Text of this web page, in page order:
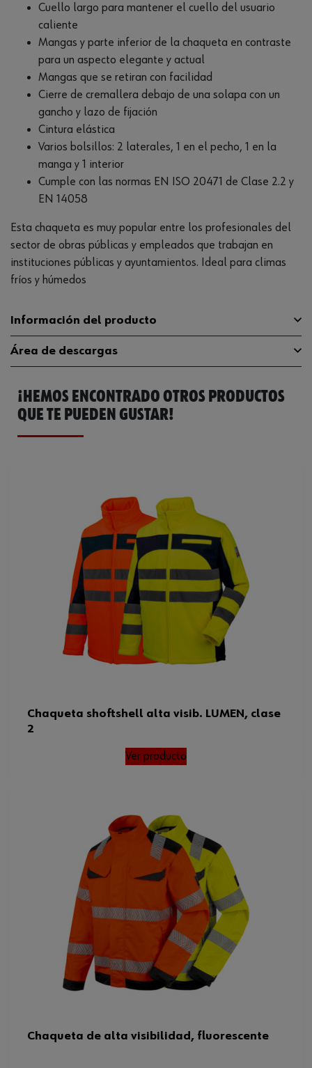
Cuello largo para mantener el cuello del usuario
caliente
Mangas y parte inferior de la chaqueta en contraste
para un aspecto elegante y actual
Mangas que se retiran con facilidad
Cierre de cremallera debajo de una solapa con un
gancho y lazo de fijación
Cintura elástica
Varios bolsillos: 2 laterales, 1 en el pecho, 1 en la
manga y 1 interior
Cumple con las normas EN ISO 20471 de Clase 2.2 y
EN 14058
Esta chaqueta es muy popular entre los profesionales del
sector de obras públicas y empleados que trabajan en
instituciones públicas y ayuntamientos. Ideal para climas
fríos y húmedos
Información del producto
Peso del producto (por artículo) 1.000 g
Área de descargas
Guía de tallas guia-tallas
Catálogo General
¡HEMOS ENCONTRADO OTROS PRODUCTOS
QUE TE PUEDEN GUSTAR!
Chaqueta shoftshell alta visib. LUMEN, clase
2
Ver producto
Chaqueta de alta visibilidad, fluorescente